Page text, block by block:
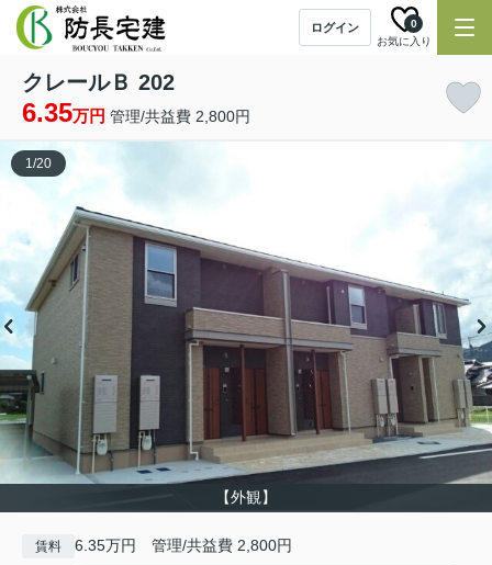
ログイン
お気に入り
0
クレールＢ 202
6.35万円 管理/共益費 2,800円
【外観】
1/20
賃料 6.35万円 管理/共益費 2,800円